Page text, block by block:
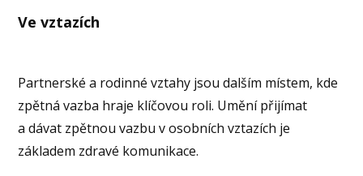
Ve vztazích
Partnerské a rodinné vztahy jsou dalším místem, kde
zpětná vazba hraje klíčovou roli. Umění přijímat
a dávat zpětnou vazbu v osobních vztazích je
základem zdravé komunikace.